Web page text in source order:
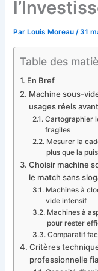
Par Louis Moreau/31
Table des
En Bref
Machine sous-
usages réels
Cartographier
fragiles
Mesurer la
plus que la
Choisir machine
le match sans
Machines à
vide intensif
Machines à
pour rester
Comparatif
Critères
professionnelle